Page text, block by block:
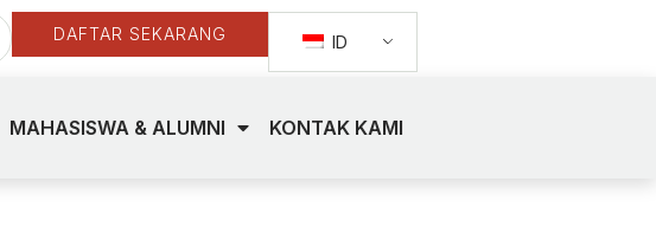
DAFTAR SEKARANG ID
MAHASISWA & ALUMNI KONTAK KAMI